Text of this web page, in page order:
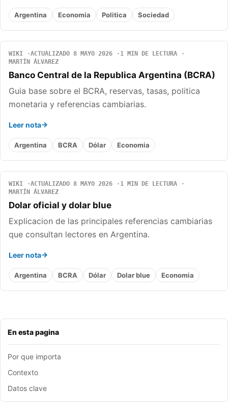
En esta pagina
Por que importa
Contexto
Datos clave
Argentina Economia Politica Sociedad
WIKI ACTUALIZADO 8 MAYO 2026
1 MIN DE LECTURA
MARTÍN ÁLVAREZ
Banco Central de la Republica Argentina (BCRA)
Guia base sobre el BCRA, reservas, tasas, politica
monetaria y referencias cambiarias.
Leer nota
Argentina BCRA Dólar Economia
WIKI ACTUALIZADO 8 MAYO 2026
1 MIN DE LECTURA
MARTÍN ÁLVAREZ
Dolar oficial y dolar blue
Explicacion de las principales referencias cambiarias
que consultan lectores en Argentina.
Leer nota
Argentina BCRA Dólar Dolar blue Economia